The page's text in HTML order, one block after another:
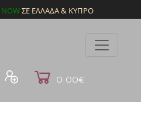
NOWΣΕ ΕΛΛΑΔΑ & ΚΥΠΡΟ
0.00€